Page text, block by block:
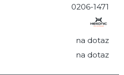
0206-1471
na dotaz
na dotaz